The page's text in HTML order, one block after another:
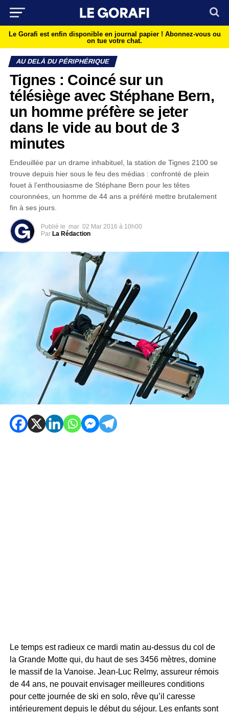
Le Gorafi est enfin disponible en journal papier ! Abonnez-vous ou
on tue votre chat.
AU DELÀ DU PÉRIPHÉRIQUE
Tignes : Coincé sur un
télésiège avec Stéphane Bern,
un homme préfère se jeter
dans le vide au bout de 3
minutes
Endeuillée par un drame inhabituel, la station de Tignes 2100 se
trouve depuis hier sous le feu des médias : confronté de plein
fouet à l’enthousiasme de Stéphane Bern pour les têtes
couronnées, un homme de 44 ans a préféré mettre brutalement
fin à ses jours.
Publié le mar 02 Mar 2016 à 10h00
Par La Rédaction
Le temps est radieux ce mardi matin au-dessus du col de
la Grande Motte qui, du haut de ses 3456 mètres, domine
le massif de la Vanoise. Jean-Luc Relmy, assureur rémois
de 44 ans, ne pouvait envisager meilleures conditions
pour cette journée de ski en solo, rêve qu’il caresse
intérieurement depuis le début du séjour. Les enfants sont